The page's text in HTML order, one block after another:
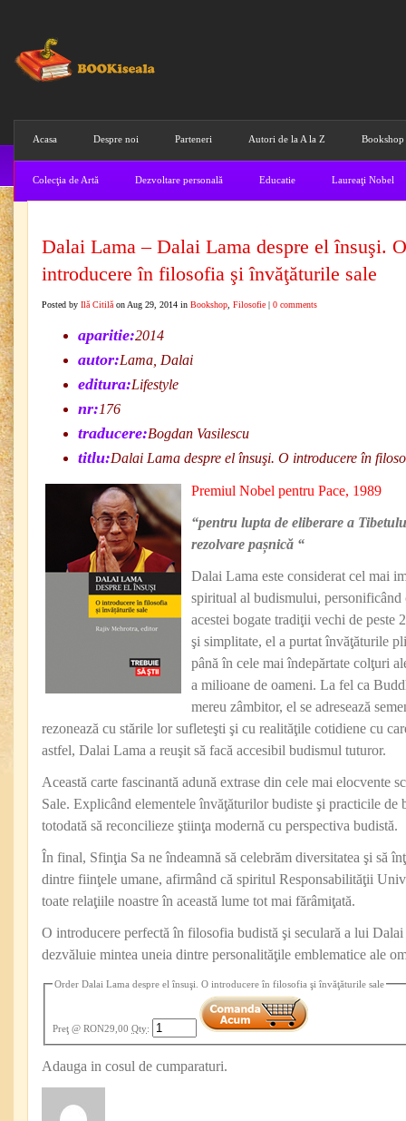
Acasa Despre noi Parteneri Autori de la A la Z Bookshop
Colecţia de Artă Dezvoltare personală Educatie Laureaţi Nobel
Dalai Lama – Dalai Lama despre el însuşi. O
introducere în filosofia şi învăţăturile sale
Posted by Ilă Citilă on Aug 29, 2014 in Bookshop Filosofie | 0 comments
aparitie:2014
autor:Lama, Dalai
editura:Lifestyle
nr:176
traducere:Bogdan Vasilescu
titlu:Dalai Lama despre el însuşi. O introducere în
Premiul Nobel pentru Pace, 1989
“pentru lupta de eliberare a
rezolvare pașnică “
Dalai Lama este considerat cel mai
spiritual al budismului, personificând
acestei bogate tradiţii vechi de peste
şi simplitate, el a purtat învăţăturile
până în cele mai îndepărtate colţuri
a milioane de oameni. La fel ca
mereu zâmbitor, el se adresează
rezonează cu stările lor sufleteşti şi cu realităţile cotidiene cu
astfel, Dalai Lama a reuşit să facă accesibil budismul tuturor.
Această carte fascinantă adună extrase din cele mai elocvente
Sale. Explicând elementele învăţăturilor budiste şi practicile de
totodată să reconcilieze ştiinţa modernă cu perspectiva budistă.
În final, Sfinţia Sa ne îndeamnă să celebrăm diversitatea şi să
dintre fiinţele umane, afirmând că spiritul Responsabilităţii
toate relaţiile noastre în această lume tot mai fărâmiţată.
O introducere perfectă în filosofia budistă şi seculară a lui Dalai
dezvăluie mintea uneia dintre personalităţile emblematice ale
Order Dalai Lama despre el însuşi. O introducere în filosofia şi învăţăturile sale
Preţ @ RON29,00 Qty:
Adauga in cosul de cumparaturi.